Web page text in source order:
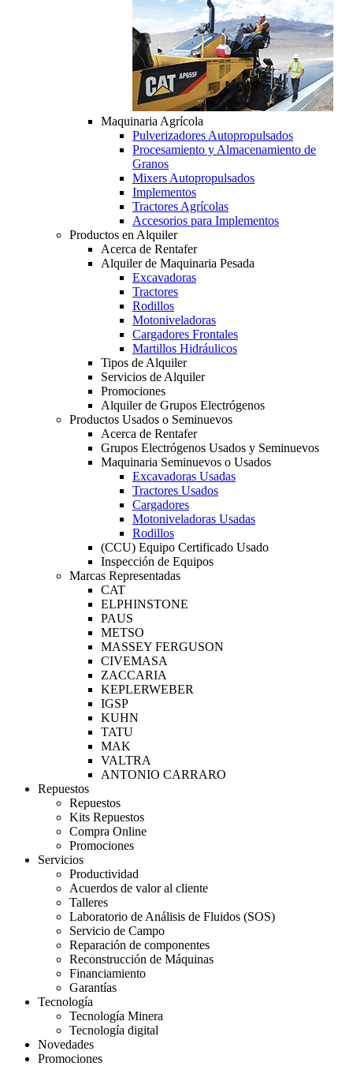
Maquinaria Agrícola
Pulverizadores Autopropulsados
Procesamiento y Almacenamiento de
Granos
Mixers Autopropulsados
Implementos
Tractores Agrícolas
Accesorios para Implementos
Productos en Alquiler
Acerca de Rentafer
Alquiler de Maquinaria Pesada
Excavadoras
Tractores
Rodillos
Motoniveladoras
Cargadores Frontales
Martillos Hidráulicos
Tipos de Alquiler
Servicios de Alquiler
Promociones
Alquiler de Grupos Electrógenos
Productos Usados o Seminuevos
Acerca de Rentafer
Grupos Electrógenos Usados y Seminuevos
Maquinaria Seminuevos o Usados
Excavadoras Usadas
Tractores Usados
Cargadores
Motoniveladoras Usadas
Rodillos
(CCU) Equipo Certificado Usado
Inspección de Equipos
Marcas Representadas
CAT
ELPHINSTONE
PAUS
METSO
MASSEY FERGUSON
CIVEMASA
ZACCARIA
KEPLERWEBER
IGSP
KUHN
TATU
MAK
VALTRA
ANTONIO CARRARO
Repuestos
Repuestos
Kits Repuestos
Compra Online
Promociones
Servicios
Productividad
Acuerdos de valor al cliente
Talleres
Laboratorio de Análisis de Fluidos (SOS)
Servicio de Campo
Reparación de componentes
Reconstrucción de Máquinas
Financiamiento
Garantías
Tecnología
Tecnología Minera
Tecnología digital
Novedades
Promociones